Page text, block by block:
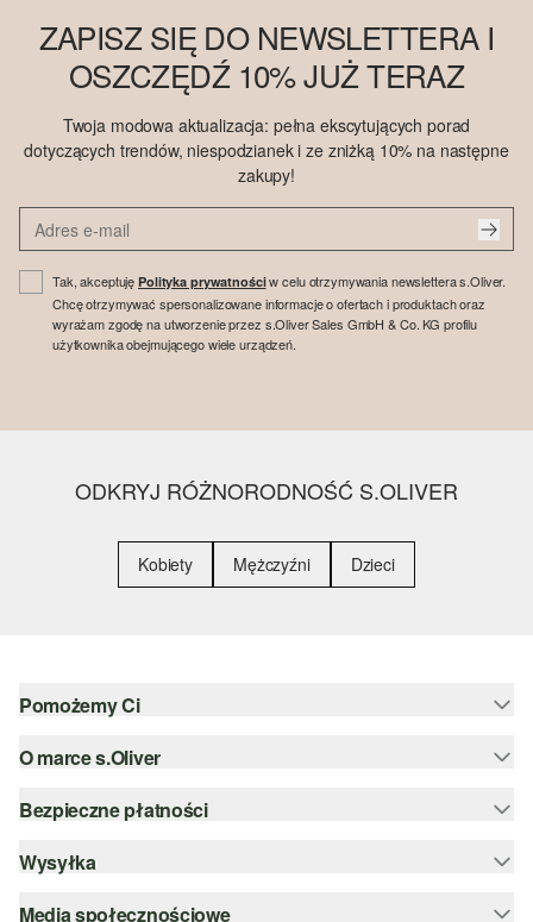
ZAPISZ SIĘ DO NEWSLETTERA I
OSZCZĘDŹ 10% JUŻ TERAZ
Twoja modowa aktualizacja: pełna ekscytujących porad
dotyczących trendów, niespodzianek i ze zniżką 10% na następne
zakupy!
Tak, akceptujęPolityka prywatnościw celu otrzymywania newslettera s.Oliver.
Chcę otrzymywać spersonalizowane informacje o ofertach i produktach oraz
wyrażam zgodę na utworzenie przez s.Oliver Sales GmbH & Co. KG profilu
użytkownika obejmującego wiele urządzeń.
ODKRYJ RÓŻNORODNOŚĆ S.OLIVER
Kobiety Mężczyźni Dzieci
Pomożemy Ci
Pomoc i FAQ
Porady dotyczące rozmiarów
Kategorie
O marce s.Oliver
Newsletter
s.Oliver Group
Bezpieczne płatności
PayPal
Klarna
Wysyłka
DHL PL
Media społecznościowe